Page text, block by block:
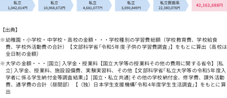
【出典】
幼稚園・小学校・中学校・高校の金額・・・学校種別の学習費総額（学校教育費、学校給食
費、学校外活動費の合計）【文部科学省｢令和5年度 子供の学習費調査｣】をもとに算出（高校は
全日制の金額）
大学の金額・・・[国立] 入学金・授業料【国立大学等の授業料その他の費用に関する省令】[私
立] 入学金、授業料、施設設備費、実験実習料、その他【文部科学省｢私立大学等の令和5年度入
学者に係る学生納付金等調査結果｣】[国立・私立共通] その他の学校納付金、修学費、課外活動
費、通学費の合計（昼間部）【（独）日本学生支援機構｢令和4年度学生生活調査｣】をもとに算
出